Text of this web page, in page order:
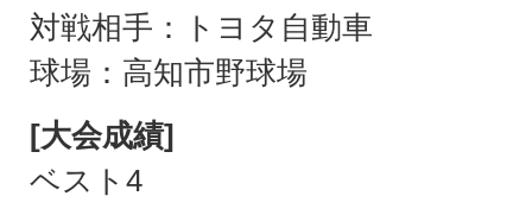
対戦相手：トヨタ自動車
球場：高知市野球場
[大会成績]
ベスト4